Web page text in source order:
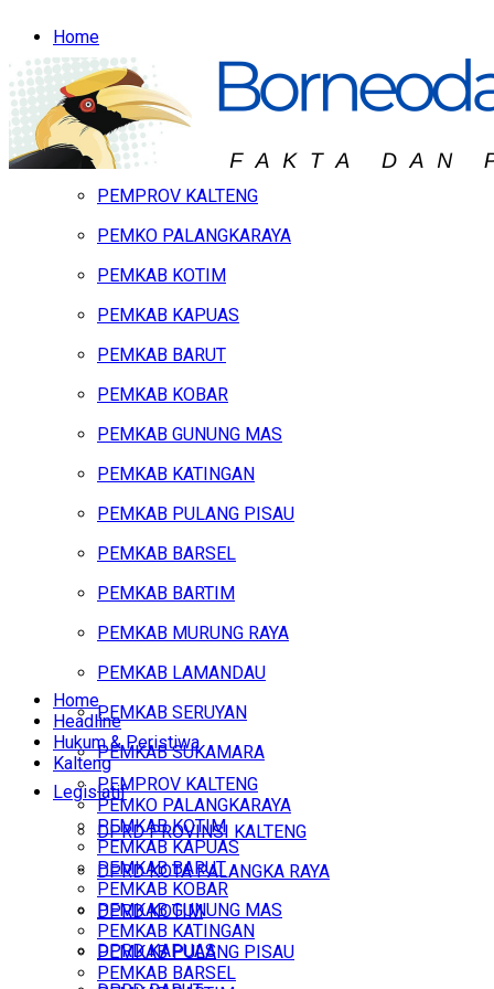
Home
Headline
Hukum & Peristiwa
Kalteng
PEMPROV KALTENG
PEMKO PALANGKARAYA
PEMKAB KOTIM
PEMKAB KAPUAS
PEMKAB BARUT
PEMKAB KOBAR
PEMKAB GUNUNG MAS
PEMKAB KATINGAN
PEMKAB PULANG PISAU
PEMKAB BARSEL
PEMKAB BARTIM
PEMKAB MURUNG RAYA
PEMKAB LAMANDAU
PEMKAB SERUYAN
PEMKAB SUKAMARA
Legislatif
DPRD PROVINSI KALTENG
DPRD KOTA PALANGKA RAYA
DPRD KOTIM
DPRD KAPUAS
Home
Headline
Hukum & Peristiwa
Kalteng
PEMPROV KALTENG
PEMKO PALANGKARAYA
PEMKAB KOTIM
PEMKAB KAPUAS
PEMKAB BARUT
PEMKAB KOBAR
PEMKAB GUNUNG MAS
PEMKAB KATINGAN
PEMKAB PULANG PISAU
PEMKAB BARSEL